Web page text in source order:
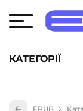
КАТЕГОРІЇ
EPUB